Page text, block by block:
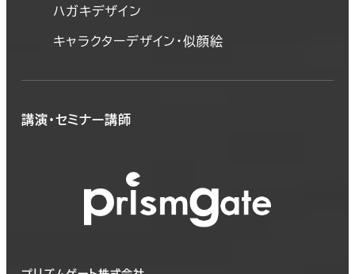
ハガキデザイン
キャラクターデザイン・似顔絵
講演・セミナー講師